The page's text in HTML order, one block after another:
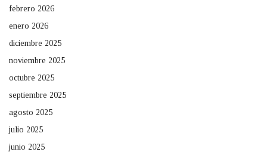
febrero 2026
enero 2026
diciembre 2025
noviembre 2025
octubre 2025
septiembre 2025
agosto 2025
julio 2025
junio 2025